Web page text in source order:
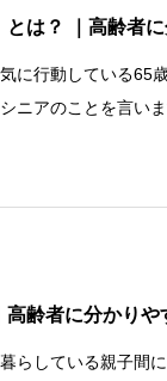
とは？ ｜高齢者
に行動している65
ニアのことを言い
高齢者に分かりや
らしている親子間